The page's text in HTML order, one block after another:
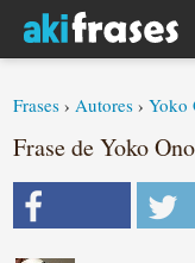
Frases ›Autores ›Yoko
Frase de Yoko Ono